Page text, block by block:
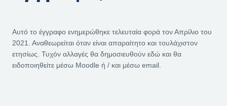
Αυτό το έγγραφο ενημερώθηκε τελευταία φορά τον Απρίλιο του
2021. Αναθεωρείται όταν είναι απαραίτητο και τουλάχιστον
ετησίως. Τυχόν αλλαγές θα δημοσιευθούν εδώ και θα
ειδοποιηθείτε μέσω Moodle ή / και μέσω email.